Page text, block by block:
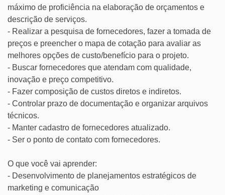
máximo de proficiência na elaboração de orçamentos e
descrição de serviços.
- Realizar a pesquisa de fornecedores, fazer a tomada de
preços e preencher o mapa de cotação para avaliar as
melhores opções de custo/benefício para o projeto.
- Buscar fornecedores que atendam com qualidade,
inovação e preço competitivo.
- Fazer composição de custos diretos e indiretos.
- Controlar prazo de documentação e organizar arquivos
técnicos.
- Manter cadastro de fornecedores atualizado.
- Ser o ponto de contato com fornecedores.
O que você vai aprender:
- Desenvolvimento de planejamentos estratégicos de
marketing e comunicação